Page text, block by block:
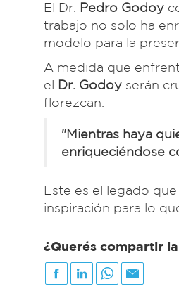
El Dr. Pedro Godoy
trabajo no solo ha
modelo para la
A medida que
el Dr. Godoy serán
florezcan.
"Mientras haya
enriqueciéndose
Este es el legado que
inspiración para lo
¿Querés compartir